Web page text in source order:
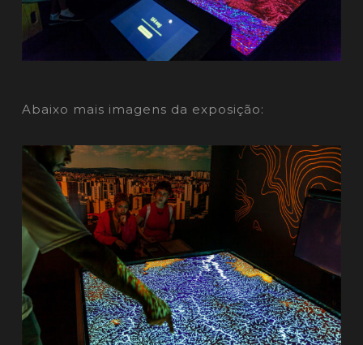
Abaixo mais imagens da exposição: